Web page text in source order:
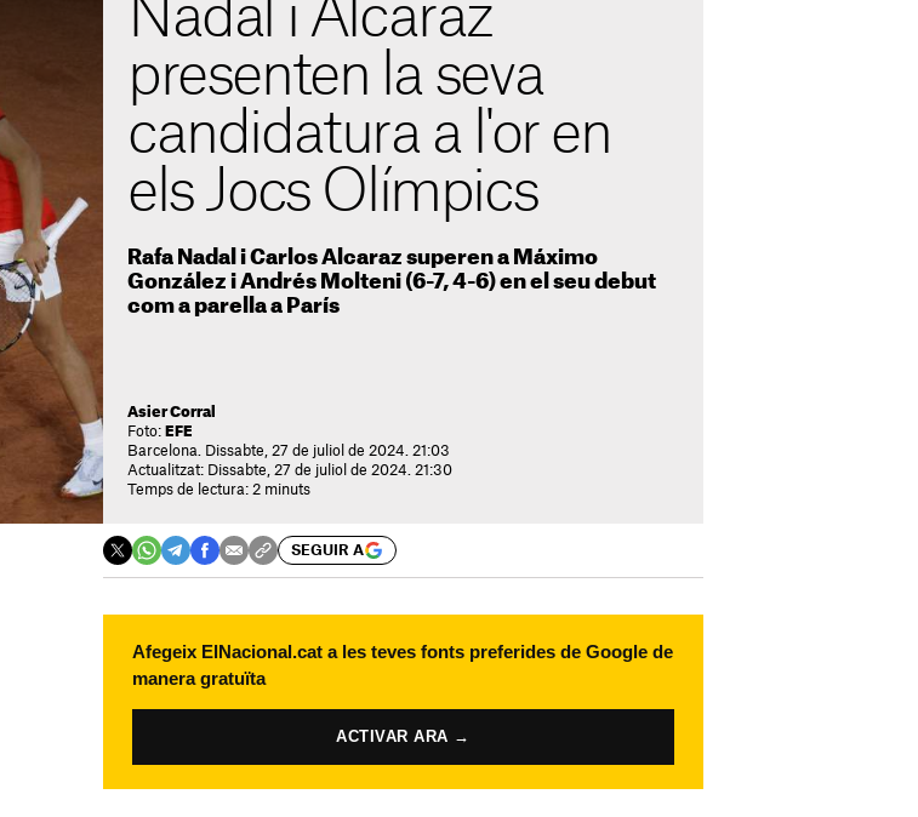
Nadal i Alcaraz
presenten la seva
candidatura a l'or en
els Jocs Olímpics
Rafa Nadal i Carlos Alcaraz superen a Máximo
González i Andrés Molteni (6-7, 4-6) en el seu debut
com a parella a París
Asier Corral
Foto: EFE
Barcelona. Dissabte, 27 de juliol de 2024. 21:03
Actualitzat: Dissabte, 27 de juliol de 2024. 21:30
Temps de lectura: 2 minuts
SEGUIR A
Afegeix ElNacional.cat a les teves fonts preferides de Google de
manera gratuïta
ACTIVAR ARA →